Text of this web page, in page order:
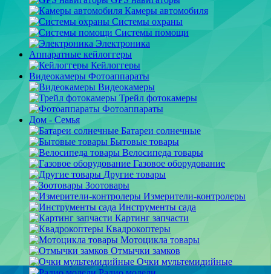
Камеры автомобиля
Системы охраны
Системы помощи
Электроника
Аппаратные кейлоггеры
Кейлоггеры
Видеокамеры Фотоаппараты
Видеокамеры
Трейл фотокамеры
Фотоаппараты
Дом - Семья
Батареи солнечные
Бытовые товары
Велосипеда товары
Газовое оборудование
Другие товары
Зоотовары
Измерители-контролеры
Инструменты сада
Картинг запчасти
Квадрокоптеры
Мотоцикла товары
Отмычки замков
Очки мультемидийные